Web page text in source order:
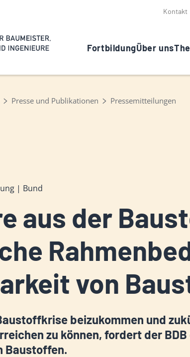
Kontakt
FortbildungÜber uns
Presse und Publikationen Pressemitteilungen
| Bund
aus der
von
beizukommen und
zu können, fordert der
Baustoffen.